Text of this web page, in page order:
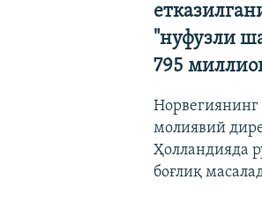
"нуфузли
795
молиявий
Ҳолландияда
боғлиқ